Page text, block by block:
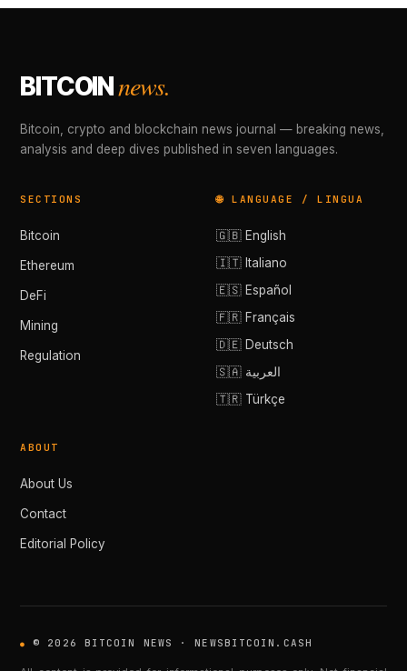
BITCOINnews.
Bitcoin, crypto and blockchain news journal — breaking news,
analysis and deep dives published in seven languages.
SECTIONS
Bitcoin
Ethereum
DeFi
Mining
Regulation
🌐 LANGUAGE / LINGUA
🇬🇧 English
🇮🇹 Italiano
🇪🇸 Español
🇫🇷 Français
🇩🇪 Deutsch
🇸🇦 العربية
🇹🇷 Türkçe
ABOUT
About Us
Contact
Editorial Policy
© 2026 BITCOIN NEWS · NEWSBITCOIN.CASH